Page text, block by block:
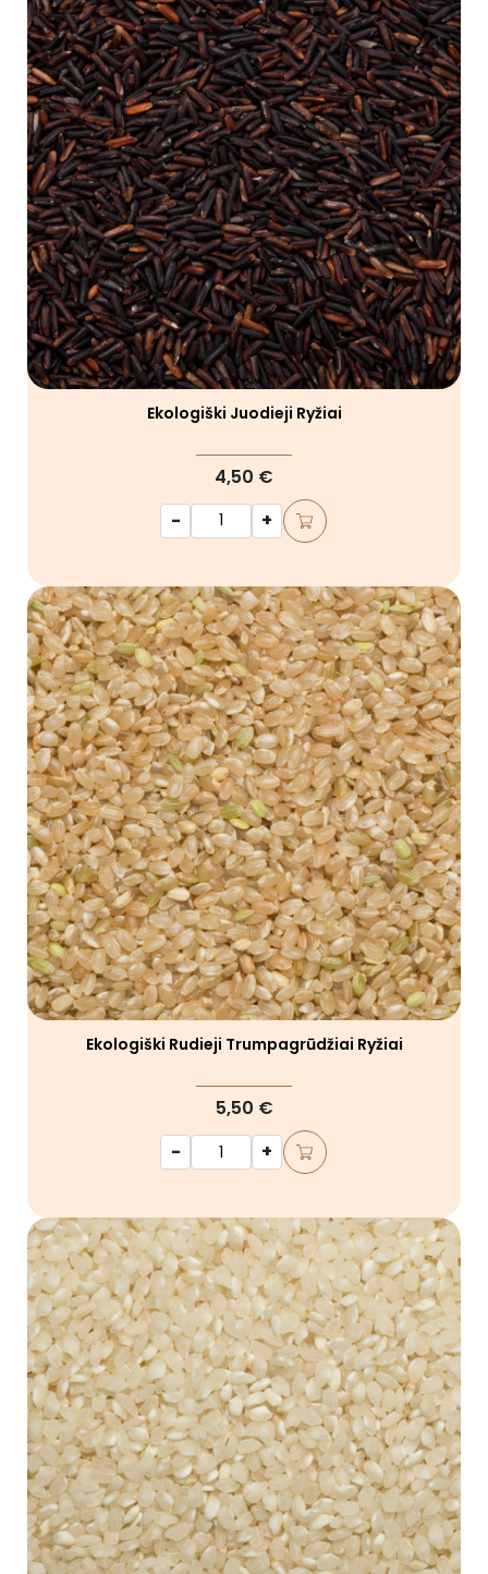
Ekologiški Juodieji Ryžiai
4,50 €
-
+
Ekologiški Rudieji Trumpagrūdžiai Ryžiai
5,50 €
-
+